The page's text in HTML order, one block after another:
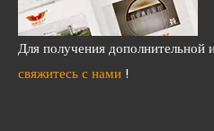
Для получения дополнительной
свяжитесь с нами !